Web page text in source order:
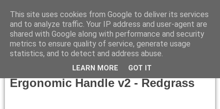
Sunday, October 29, 2023
Ergonomic Handle v2 - Redgrass
This site uses cookies from Google to deliver its services
and to analyze traffic. Your IP address and user-agent are
shared with Google along with performance and security
metrics to ensure quality of service, generate usage
statistics, and to detect and address abuse.
LEARN MORE GOT IT